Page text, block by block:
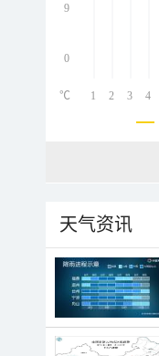
9
0
1 2 3 4
℃
天气资讯